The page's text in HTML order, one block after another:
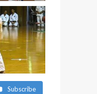
Subscribe